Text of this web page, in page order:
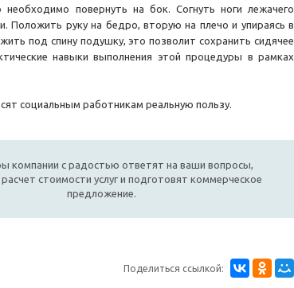
повернуть на бок. Согнуть ноги лежачего
Положить руку на бедро, вторую на плечо и упираясь в
под спину подушку, это позволит сохранить сидячее
навыки выполнения этой процедуры в рамках
социальным работникам реальную пользу.
компании с радостью ответят на ваши вопросы,
стоимости услуг и подготовят коммерческое
предложение.
Поделиться ссылкой: